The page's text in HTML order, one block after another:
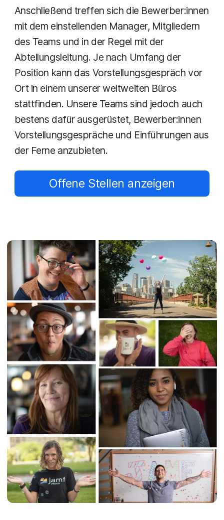
Anschließend treffen sich die Bewerber:innen
mit dem einstellenden Manager, Mitgliedern
des Teams und in der Regel mit der
Abteilungsleitung. Je nach Umfang der
Position kann das Vorstellungsgespräch vor
Ort in einem unserer weltweiten Büros
stattfinden. Unsere Teams sind jedoch auch
bestens dafür ausgerüstet, Bewerber:innen
Vorstellungsgespräche und Einführungen aus
der Ferne anzubieten.
Offene Stellen anzeigen